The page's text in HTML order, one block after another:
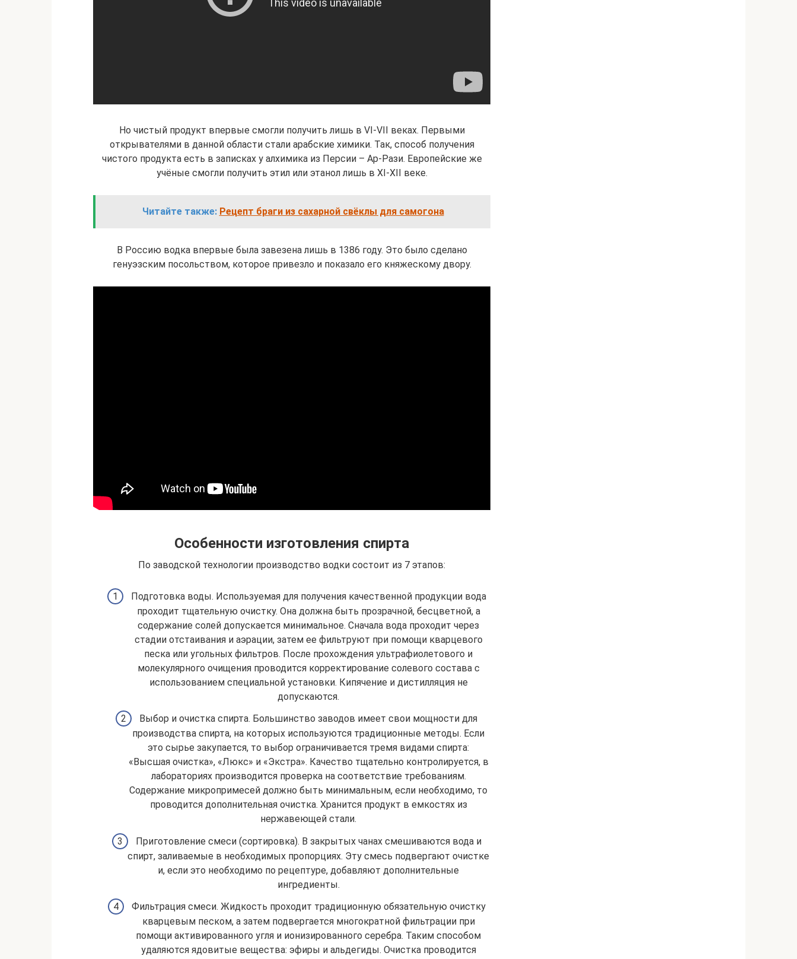
Но чистый продукт впервые смогли получить лишь в VI-VII веках. Первыми
открывателями в данной области стали арабские химики. Так, способ получения
чистого продукта есть в записках у алхимика из Персии – Ар-Рази. Европейские же
учёные смогли получить этил или этанол лишь в XI-XII веке.
Читайте также: Рецепт браги из сахарной свёклы для самогона
В Россию водка впервые была завезена лишь в 1386 году. Это было сделано
генуэзским посольством, которое привезло и показало его княжескому двору.
Особенности изготовления спирта
По заводской технологии производство водки состоит из 7 этапов:
Подготовка воды. Используемая для получения качественной продукции вода
проходит тщательную очистку. Она должна быть прозрачной, бесцветной, а
содержание солей допускается минимальное. Сначала вода проходит через
стадии отстаивания и аэрации, затем ее фильтруют при помощи кварцевого
песка или угольных фильтров. После прохождения ультрафиолетового и
молекулярного очищения проводится корректирование солевого состава с
использованием специальной установки. Кипячение и дистилляция не
допускаются.
Выбор и очистка спирта. Большинство заводов имеет свои мощности для
производства спирта, на которых используются традиционные методы. Если
это сырье закупается, то выбор ограничивается тремя видами спирта:
«Высшая очистка», «Люкс» и «Экстра». Качество тщательно контролируется, в
лабораториях производится проверка на соответствие требованиям.
Содержание микропримесей должно быть минимальным, если необходимо, то
проводится дополнительная очистка. Хранится продукт в емкостях из
нержавеющей стали.
Приготовление смеси (сортировка). В закрытых чанах смешиваются вода и
спирт, заливаемые в необходимых пропорциях. Эту смесь подвергают очистке
и, если это необходимо по рецептуре, добавляют дополнительные
ингредиенты.
Фильтрация смеси. Жидкость проходит традиционную обязательную очистку
кварцевым песком, а затем подвергается многократной фильтрации при
помощи активированного угля и ионизированного серебра. Таким способом
удаляются ядовитые вещества: эфиры и альдегиды. Очистка проводится